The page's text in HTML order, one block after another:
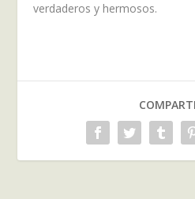
verdaderos y hermosos.